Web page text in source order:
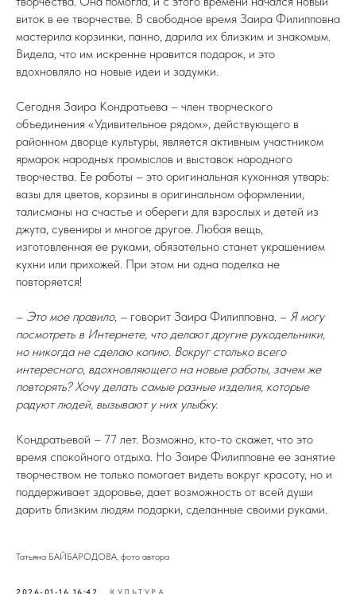
виток в ее творчестве. В свободное время Заира Филипповна
мастерила корзинки, панно, дарила их близким и знакомым.
Видела, что им искренне нравится подарок, и это
вдохновляло на новые идеи и задумки.
Сегодня Заира Кондратьева – член творческого
объединения «Удивительное рядом», действующего в
районном дворце культуры, является активным участником
ярмарок народных промыслов и выставок народного
творчества. Ее работы – это оригинальная кухонная утварь:
вазы для цветов, корзины в оригинальном оформлении,
талисманы на счастье и обереги для взрослых и детей из
джута, сувениры и многое другое. Любая вещь,
изготовленная ее руками, обязательно станет украшением
кухни или прихожей. При этом ни одна поделка не
повторяется!
– Это мое правило, – говорит Заира Филипповна. – Я могу
посмотреть в Интернете, что делают другие рукодельники,
но никогда не сделаю копию. Вокруг столько всего
интересного, вдохновляющего на новые работы, зачем же
повторять? Хочу делать самые разные изделия, которые
радуют людей, вызывают у них улыбку.
Кондратьевой – 77 лет. Возможно, кто-то скажет, что это
время спокойного отдыха. Но Заире Филипповне ее занятие
творчеством не только помогает видеть вокруг красоту, но и
поддерживает здоровье, дает возможность от всей души
дарить близким людям подарки, сделанные своими руками.
Татьяна БАЙБАРОДОВА, фото автора
2026-01-16 16:42 КУЛЬТУРА